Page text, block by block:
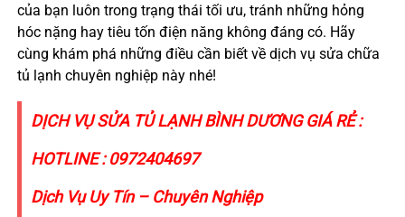
của bạn luôn trong trạng thái tối ưu, tránh những hỏng
hóc nặng hay tiêu tốn điện năng không đáng có. Hãy
cùng khám phá những điều cần biết về dịch vụ sửa chữa
tủ lạnh chuyên nghiệp này nhé!
DỊCH VỤ SỬA TỦ LẠNH BÌNH DƯƠNG GIÁ RẺ :
HOTLINE : 0972404697
Dịch Vụ Uy Tín – Chuyên Nghiệp